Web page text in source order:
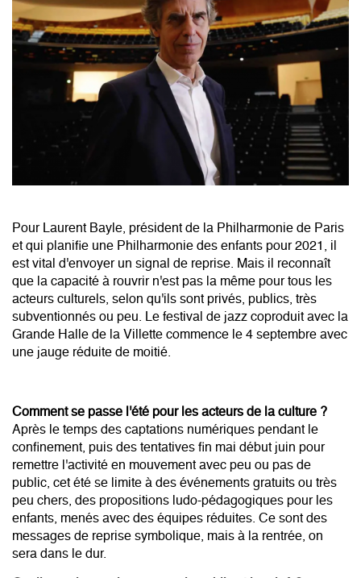
Pour Laurent Bayle, président de la Philharmonie de Paris
et qui planifie une Philharmonie des enfants pour 2021, il
est vital d'envoyer un signal de reprise. Mais il reconnaît
que la capacité à rouvrir n'est pas la même pour tous les
acteurs culturels, selon qu'ils sont privés, publics, très
subventionnés ou peu. Le festival de jazz coproduit avec la
Grande Halle de la Villette commence le 4 septembre avec
une jauge réduite de moitié.
Comment se passe l'été pour les acteurs de la culture ?
Après le temps des captations numériques pendant le
confinement, puis des tentatives fin mai début juin pour
remettre l'activité en mouvement avec peu ou pas de
public, cet été se limite à des événements gratuits ou très
peu chers, des propositions ludo-pédagogiques pour les
enfants, menés avec des équipes réduites. Ce sont des
messages de reprise symbolique, mais à la rentrée, on
sera dans le dur.